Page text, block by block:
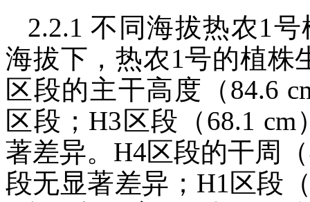
2.2.1 不同海拔热农1
海拔下，热农1号的植株
区段的主干高度（84.6
区段；H3区段（68.1
著差异。H4区段的干周
段无显著差异；H1区段